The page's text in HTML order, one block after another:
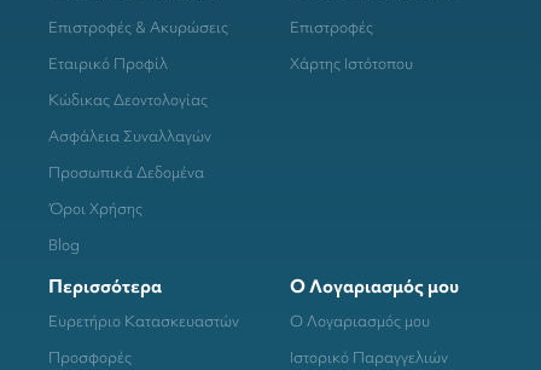
Επιστροφές & Ακυρώσεις
Εταιρικό Προφίλ
Κώδικας Δεοντολογίας
Ασφάλεια Συναλλαγών
Προσωπικά Δεδομένα
Όροι Χρήσης
Blog
Επιστροφές
Χάρτης Ιστότοπου
Περισσότερα
Ευρετήριο Κατασκευαστών
Προσφορές
Ο Λογαριασμός μου
Ο Λογαριασμός μου
Ιστορικό Παραγγελιών